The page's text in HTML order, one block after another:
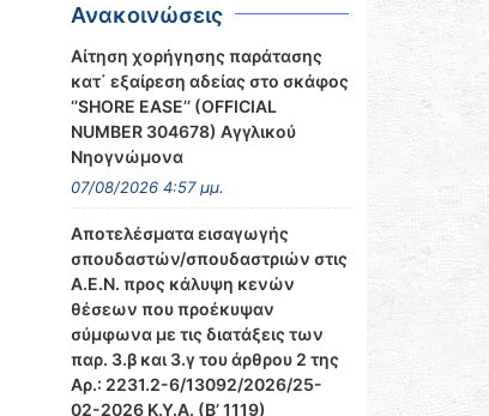
Ανακοινώσεις
Αίτηση χορήγησης παράτασης
κατ΄ εξαίρεση αδείας στο σκάφος
‘’SHORE EASE’’ (OFFICIAL
NUMBER 304678) Αγγλικού
Νηογνώμονα
07/08/2026 4:57 μμ.
Αποτελέσματα εισαγωγής
σπουδαστών/σπουδαστριών στις
Α.Ε.Ν. προς κάλυψη κενών
θέσεων που προέκυψαν
σύμφωνα με τις διατάξεις των
παρ. 3.β και 3.γ του άρθρου 2 της
Αρ.: 2231.2-6/13092/2026/25-
02-2026 Κ.Υ.Α. (Β’ 1119)